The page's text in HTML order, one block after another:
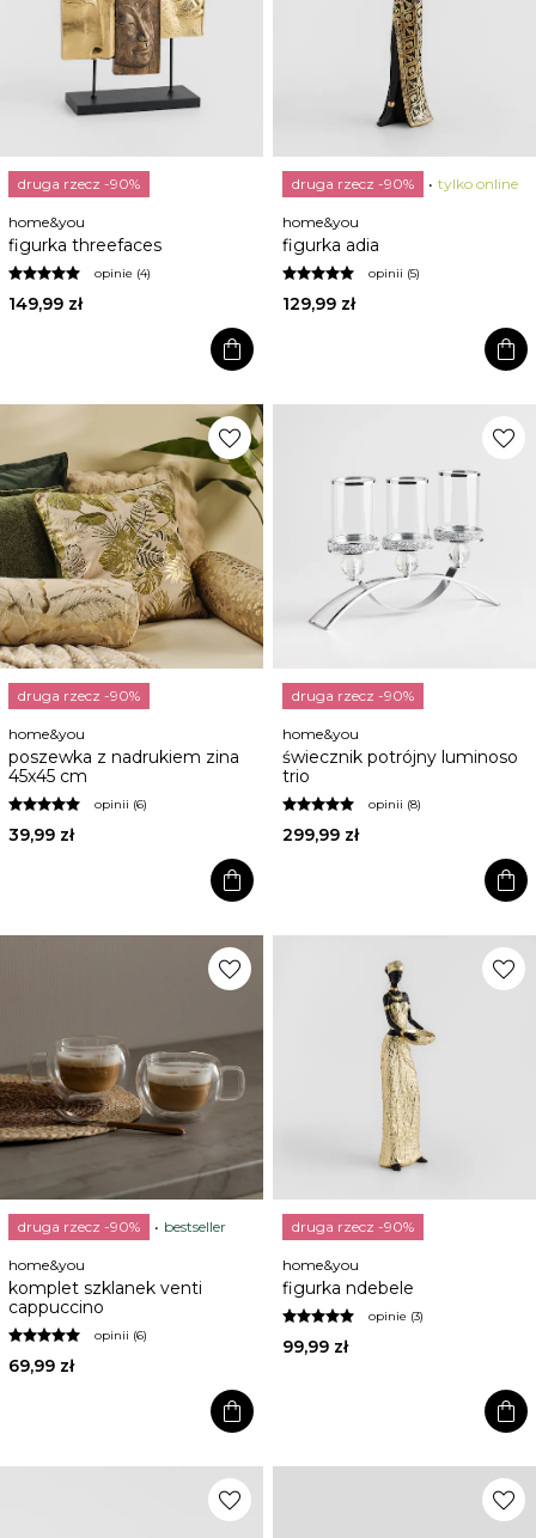
druga rzecz -90%
home&you
figurka threefaces
opinie (4)
149,99 zł
shopping_bag
druga rzecz -90% tylko online
home&you
figurka adia
opinii (5)
129,99 zł
shopping_bag
favorite
druga rzecz -90%
home&you
poszewka z nadrukiem zina
45x45 cm
opinii (6)
39,99 zł
shopping_bag
favorite
druga rzecz -90%
home&you
świecznik potrójny luminoso
trio
opinii (8)
299,99 zł
shopping_bag
favorite
druga rzecz -90% bestseller
home&you
komplet szklanek venti
cappuccino
opinii (6)
69,99 zł
shopping_bag
favorite
druga rzecz -90%
home&you
figurka ndebele
opinie (3)
99,99 zł
shopping_bag
favorite favorite